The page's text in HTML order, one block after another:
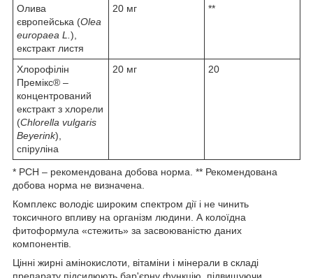
Олива
європейська (Olea
europaea L.),
екстракт листя
20 мг **
Хлорофілін
Премікс® –
концентрований
екстракт з хлорели
(Chlorella vulgaris
Beyerink),
спіруліна
20 мг 20
* РСН – рекомендована добова норма. ** Рекомендована
добова норма не визначена.
Комплекс володіє широким спектром дії і не чинить
токсичного впливу на організм людини. А колоїдна
фитоформула «стежить» за засвоюваністю даних
компонентів.
Цінні жирні амінокислоти, вітаміни і мінерали в складі